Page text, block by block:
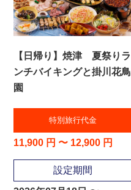
【日帰り】焼津 夏祭りラ
ンチバイキングと掛川花鳥
園
特別旅行代金
11,900 円 〜 12,900 円
設定期間